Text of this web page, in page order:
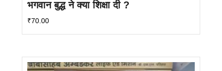
भगवान बुद्ध ने क्या शिक्षा दी ?
₹70.00